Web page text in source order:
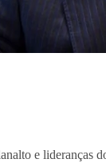
e lideranças